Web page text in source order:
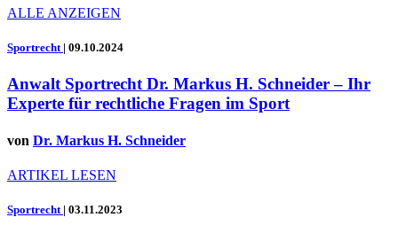
ALLE ANZEIGEN
Sportrecht | 09.10.2024
Anwalt Sportrecht Dr. Markus H. Schneider – Ihr
Experte für rechtliche Fragen im Sport
von Dr. Markus H. Schneider
ARTIKEL LESEN
Sportrecht | 03.11.2023